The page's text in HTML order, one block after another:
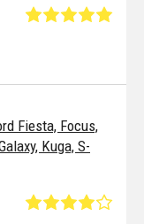
Fiesta, Focus,
Kuga, S-